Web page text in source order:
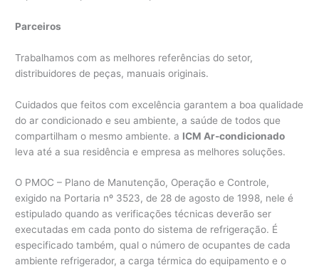
Parceiros
Trabalhamos com as melhores referências do setor,
distribuidores de peças, manuais originais.
Cuidados que feitos com excelência garantem a boa qualidade
do ar condicionado e seu ambiente, a saúde de todos que
compartilham o mesmo ambiente. a ICM Ar-condicionado
leva até a sua residência e empresa as melhores soluções.
O PMOC – Plano de Manutenção, Operação e Controle,
exigido na Portaria nº 3523, de 28 de agosto de 1998, nele é
estipulado quando as verificações técnicas deverão ser
executadas em cada ponto do sistema de refrigeração. É
especificado também, qual o número de ocupantes de cada
ambiente refrigerador, a carga térmica do equipamento e o